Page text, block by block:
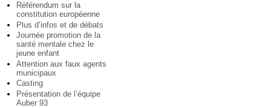
Référendum sur la
constitution européenne
Plus d’infos et de débats
Journée promotion de la
santé mentale chez le
jeune enfant
Attention aux faux agents
municipaux
Casting
Présentation de l’équipe
Auber 93